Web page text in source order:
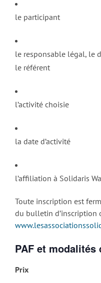
le participant
le responsable légal, le
le référent
l’activité choisie
la date d’activité
l’affiliation à Solidaris
Toute inscription est
du bulletin d’inscription
PAF et modalités
Prix